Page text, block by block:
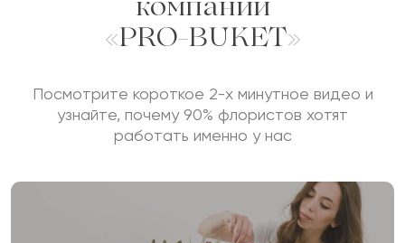
ОСТАВИТЬ ОТЗЫВ
компании
«PRO-BUKET»
Посмотрите короткое 2-х минутное видео и
узнайте, почему 90% флористов хотят
работать именно у нас